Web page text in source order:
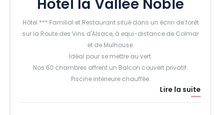
Hôtel la Vallée Noble
Hôtel *** Familial et Restaurant situé dans un écrin de forêt
sur la Route des Vins d'Alsace, à equi-distance de Colmar
et de Mulhouse.
Idéal pour se mettre au vert.
Nos 60 chambres offrent un Balcon couvert privatif.
Piscine intérieure chauffée.
Bar et Restaurant sur place.
Lire la suite